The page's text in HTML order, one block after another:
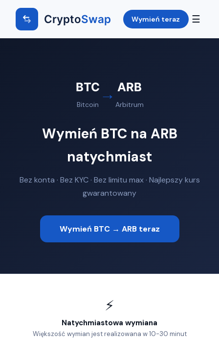
CryptoSwap Wymień teraz ☰
BTC
Bitcoin
→ ARB
Arbitrum
Wymień BTC na ARB
natychmiast
Bez konta · Bez KYC · Bez limitu max · Najlepszy kurs
gwarantowany
Wymień BTC → ARB teraz
⚡
Natychmiastowa wymiana
Większość wymian jest realizowana w 10-30 minut